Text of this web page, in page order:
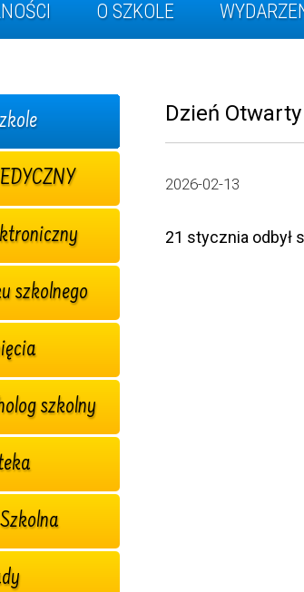
O SZKOLE
Dzień
2026-02-13
21 stycznia odbył
szkolnego
szkolny